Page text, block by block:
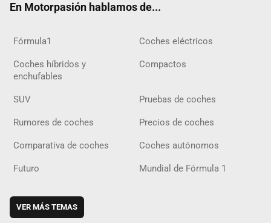
En Motorpasión hablamos de...
Fórmula1 Coches eléctricos
Coches híbridos y
enchufables
Compactos
SUV Pruebas de coches
Rumores de coches Precios de coches
Comparativa de coches Coches autónomos
Futuro Mundial de Fórmula 1
VER MÁS TEMAS